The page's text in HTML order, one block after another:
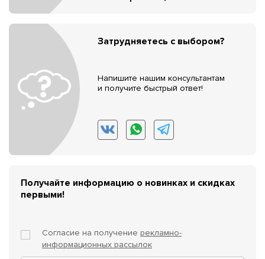
Затрудняетесь с выбором?
Напишите нашим консультантам
и получите быстрый ответ!
Получайте информацию о новинках и скидках
первыми!
Согласие на получение рекламно-
информационных рассылок